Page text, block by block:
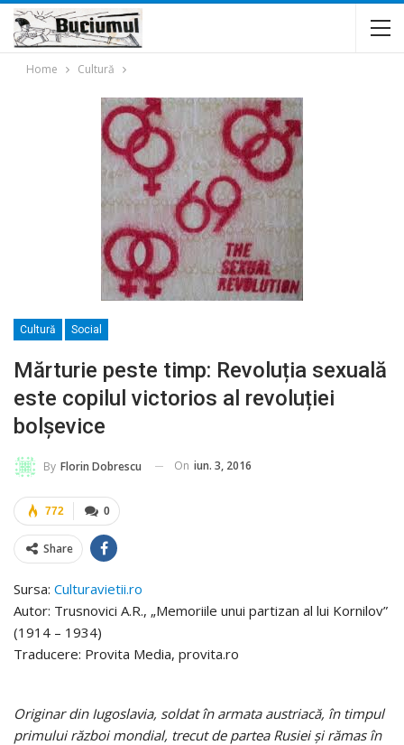
Home Cultură
Cultură Social
Mărturie peste timp: Revoluția sexuală
este copilul victorios al revoluției
bolșevice
By Florin Dobrescu On iun. 3, 2016
0
772
Share
Sursa: Culturavietii.ro
Autor: Trusnovici A.R., „Memoriile unui partizan al lui Kornilov”
(1914 – 1934)
Traducere: Provita Media, provita.ro
Originar din Iugoslavia, soldat în armata austriacă, în timpul
primului război mondial, trecut de partea Rusiei și rămas în